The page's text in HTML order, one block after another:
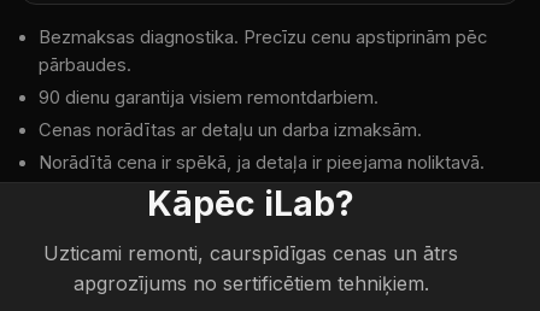
Bezmaksas diagnostika. Precīzu cenu apstiprinām pēc
pārbaudes.
90 dienu garantija visiem remontdarbiem.
Cenas norādītas ar detaļu un darba izmaksām.
Norādītā cena ir spēkā, ja detaļa ir pieejama noliktavā.
Kāpēc iLab?
Uzticami remonti, caurspīdīgas cenas un ātrs
apgrozījums no sertificētiem tehniķiem.